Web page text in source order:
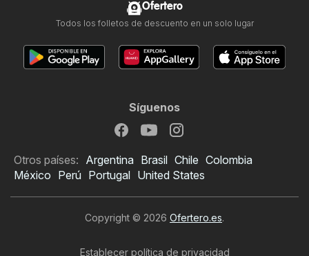
Ofertero
Todos los folletos de descuento en un solo lugar
Síguenos
Otros países: Argentina Brasil Chile Colombia
México Perú Portugal United States
Copyright © 2026 Ofertero.es.
Establecer política de privacidad